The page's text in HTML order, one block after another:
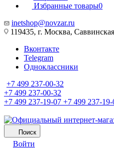
Избранные товары0
inetshop@novzar.ru
119435, г. Москва,
Вконтакте
Telegram
Одноклассники
+7 499 237-00-32
+7 499 237-00-32
+7 499 237-19-07 +7 499 237-19-
Поиск
Войти